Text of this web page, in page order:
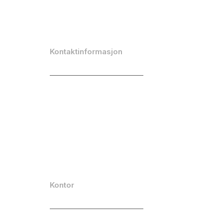
Kontaktinformasjon
Kontor